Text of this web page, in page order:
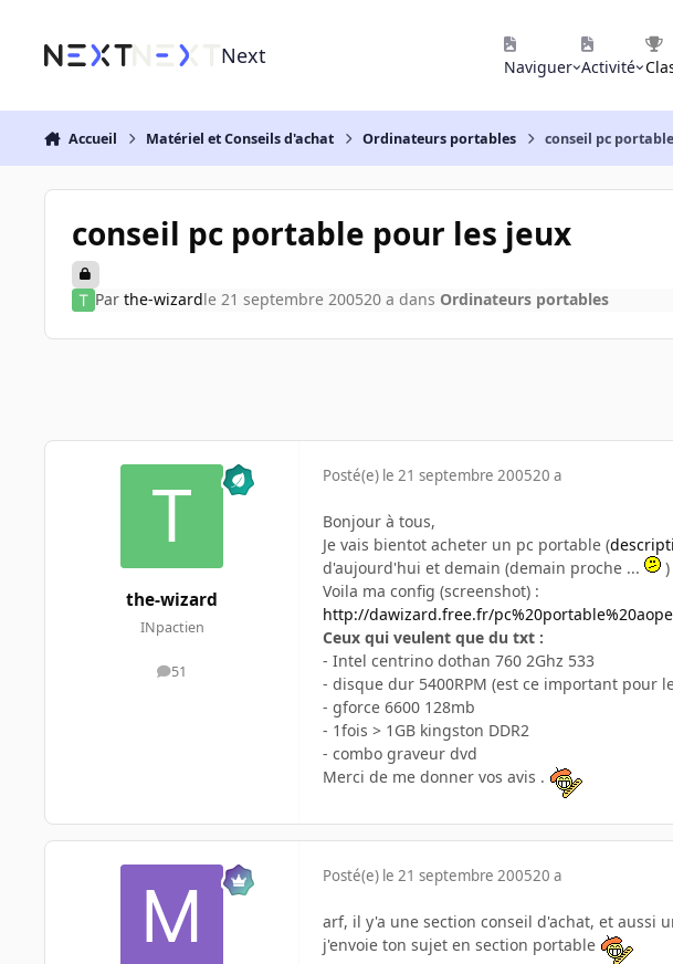
Next Naviguer Activité
Accueil Matériel et Conseils d'achat Ordinateurs portables conseil pc
conseil pc portable pour les jeux
Par the-wizardle 21 septembre 200520 a dans Ordinateurs portables
the-wizard
INpactien
51
messages
Posté(e) le 21 septembre 200520 a
Bonjour à tous,
Je vais bientot acheter un pc portable (
d'aujourd'hui et demain (demain proche ...
)
Voila ma config (screenshot) :
http://dawizard.free.fr/
Ceux qui veulent que du txt :
- Intel centrino dothan 760 2Ghz 533
- disque dur 5400RPM (est ce important pour
- gforce 6600 128mb
- 1fois > 1GB kingston DDR2
- combo graveur dvd
Merci de me donner vos avis .
Posté(e) le 21 septembre 200520 a
arf, il y'a une section conseil d'achat, et aussi
j'envoie ton sujet en section portable